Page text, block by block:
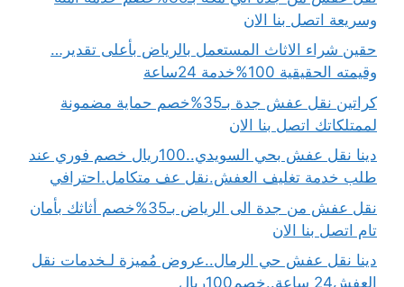
وسريعة اتصل بنا الان
حقين شراء الاثاث المستعمل بالرياض بأعلى تقدير…
وقيمته الحقيقية 100%خدمة 24ساعة
كراتين نقل عفش جدة بـ35%خصم حماية مضمونة
لممتلكاتك اتصل بنا الان
دينا نقل عفش بحي السويدي..100ريال خصم فوري عند
طلب خدمة تغليف العفش.نقل عف متكامل.احترافي
نقل عفش من جدة الى الرياض بـ35%خصم أثاثك بأمان
تام اتصل بنا الان
دينا نقل عفش حي الرمال..عروض مُميزة لـخدمات نقل
العفش24 ساعة..خصم100ريال